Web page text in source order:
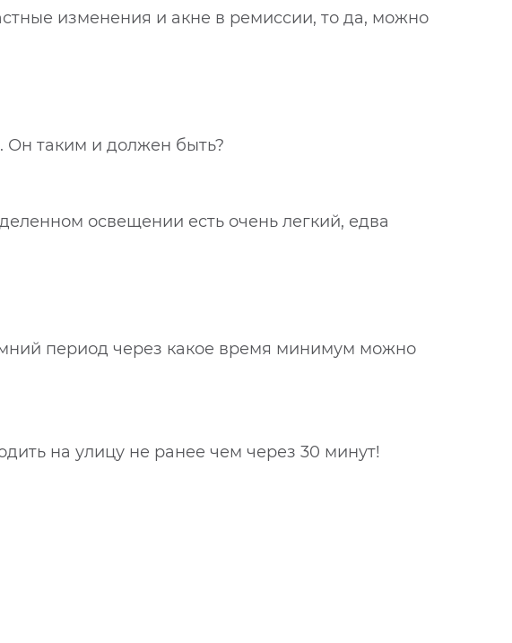
изменения и акне в ремиссии, то да, можно
Он таким и должен быть?
освещении есть очень легкий, едва
период через какое время минимум можно
на улицу не ранее чем через 30 минут!